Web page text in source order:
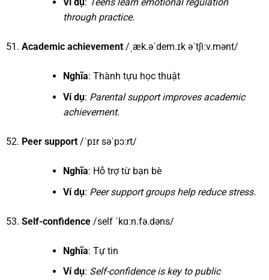
Ví dụ: Teens learn emotional regulation
through practice.
Academic achievement/ˌæk.əˈdem.ɪk əˈtʃiːv.mənt/
Nghĩa: Thành tựu học thuật
Ví dụ: Parental support improves academic
achievement.
Peer support/ˈpɪr səˈpɔːrt/
Nghĩa: Hỗ trợ từ bạn bè
Ví dụ: Peer support groups help reduce stress.
Self-confidence/self ˈkɑːn.fə.dəns/
Nghĩa: Tự tin
Ví dụ: Self-confidence is key to public